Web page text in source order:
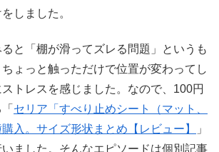
しました。
と「棚が滑ってズレる問題」というも
ょっと触っただけで位置が変わってし
トレスを感じました。なので、100円
セリア「すべり止めシート（マット、
入。サイズ形状まとめ【レビュー】
」
ました。そんなエピソードは個別記事